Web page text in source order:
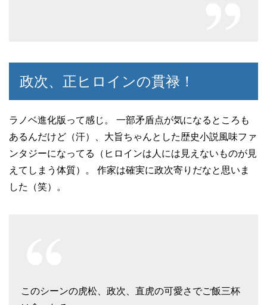
政次、正ヒロインの貫禄！
ラノベ進化版って感じ。 一部矛盾点が気になるところも
あるんだけど（汗）、大旨ちゃんとした歴史小説風味ファ
ンタジーになってる（ヒロインは人には見えないものが見
えてしまう体質）。 作家は確実に政次寄りだなと思いま
した（笑）。
このシーンの虎松、政次、直虎の可愛さでご飯三杯